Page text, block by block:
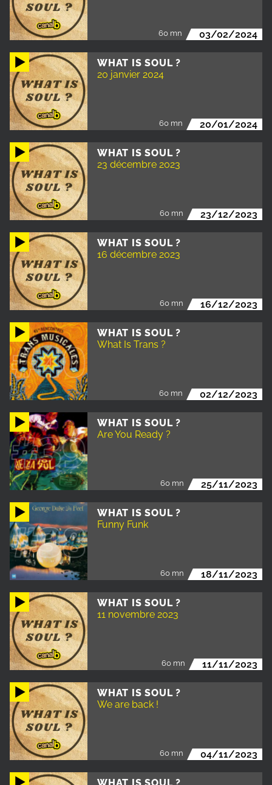
60 mn 03/02/2024
WHAT IS SOUL ?
20 janvier 2024
60 mn 20/01/2024
WHAT IS SOUL ?
23 décembre 2023
60 mn 23/12/2023
WHAT IS SOUL ?
16 décembre 2023
60 mn 16/12/2023
WHAT IS SOUL ?
What Is Trans ?
60 mn 02/12/2023
WHAT IS SOUL ?
Are You Ready ?
60 mn 25/11/2023
WHAT IS SOUL ?
Funny Funk
60 mn 18/11/2023
WHAT IS SOUL ?
11 novembre 2023
60 mn 11/11/2023
WHAT IS SOUL ?
We are back !
60 mn 04/11/2023